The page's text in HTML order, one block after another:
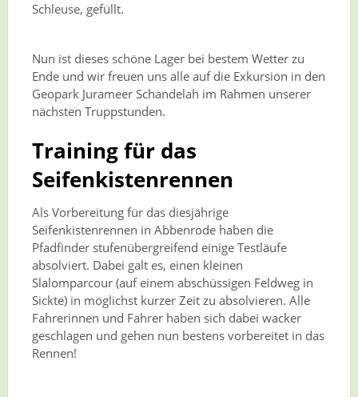
Schleuse, gefüllt.
Nun ist dieses schöne Lager bei bestem Wetter zu
Ende und wir freuen uns alle auf die Exkursion in den
Geopark Jurameer Schandelah im Rahmen unserer
nächsten Truppstunden.
Training für das
Seifenkistenrennen
Als Vorbereitung für das diesjährige
Seifenkistenrennen in Abbenrode haben die
Pfadfinder stufenübergreifend einige Testläufe
absolviert. Dabei galt es, einen kleinen
Slalomparcour (auf einem abschüssigen Feldweg in
Sickte) in möglichst kurzer Zeit zu absolvieren. Alle
Fahrerinnen und Fahrer haben sich dabei wacker
geschlagen und gehen nun bestens vorbereitet in das
Rennen!